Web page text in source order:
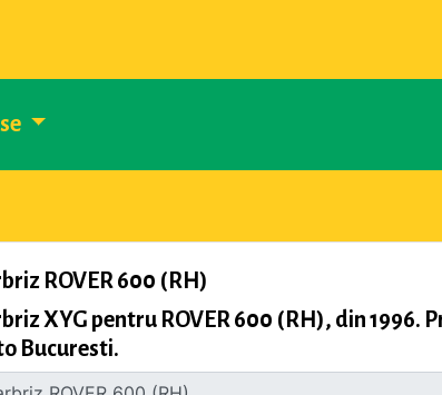
ROVER 600 (RH)
XYG pentru ROVER 600 (RH), din 1996.
Bucuresti.